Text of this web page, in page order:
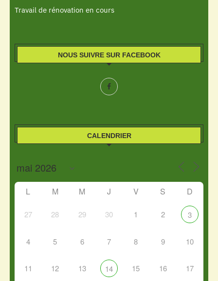
Travail de rénovation en cours
NOUS SUIVRE SUR FACEBOOK
CALENDRIER
L M M J V S D
27 28 29 30 1 2 3
4 5 6 7 8 9 10
11 12 13 14 15 16 17